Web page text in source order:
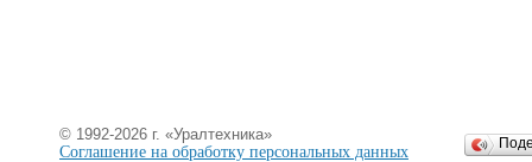
© 1992-2026 г. «Уралтехника»
Соглашение на обработку персональных данных